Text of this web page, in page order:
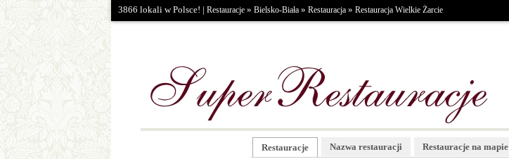
3866 lokali w Polsce! | Restauracje » Bielsko-Biała » Restauracja » Restauracja Wielkie Żarcie
Restauracje Nazwa restauracji Restauracje na mapie